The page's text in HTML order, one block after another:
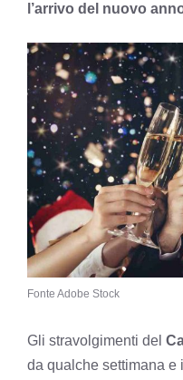
l’arrivo del nuovo
Fonte Adobe Stock
Gli stravolgimenti del
da qualche settimana